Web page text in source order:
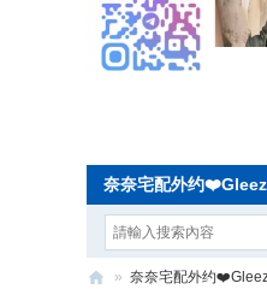
奈奈宅配外约
» 奈奈宅配外约